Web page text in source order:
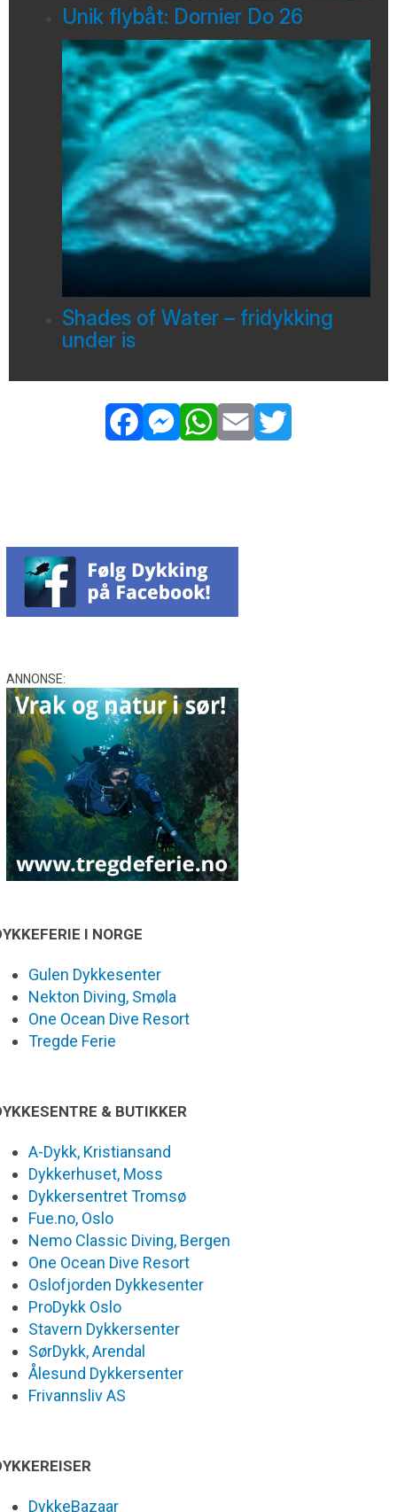
Unik flybåt: Dornier Do 26
Shades of Water – fridykking
under is
ANNONSE:
I NORGE
Gulen Dykkesenter
Nekton Diving, Smøla
One Ocean Dive Resort
Tregde Ferie
& BUTIKKER
A-Dykk, Kristiansand
Dykkerhuset, Moss
Dykkersentret Tromsø
Fue.no, Oslo
Nemo Classic Diving, Bergen
One Ocean Dive Resort
Oslofjorden Dykkesenter
ProDykk Oslo
Stavern Dykkersenter
SørDykk, Arendal
Ålesund Dykkersenter
Frivannsliv AS
DykkeBazaar